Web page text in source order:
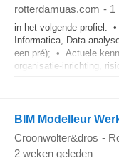
rotterdamuas.com - 1
in het volgende profiel:
Informatica, Data-
een pré); • Actuele
organisatie-inrichting,
BIM Modelleur
Croonwolter&dros -
2 weken geleden